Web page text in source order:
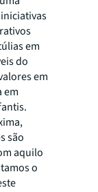
em
do
em
em
são
aquilo
o